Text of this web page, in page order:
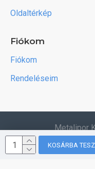
KOSÁRBA TESZ
Oldaltérkép
Fiókom
Fiókom
Rendeléseim
Metalipor
fenntartva.